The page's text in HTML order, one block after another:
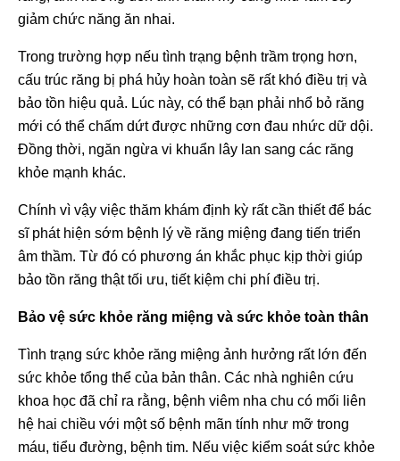
giảm chức năng ăn nhai.
Trong trường hợp nếu tình trạng bệnh trầm trọng hơn,
cấu trúc răng bị phá hủy hoàn toàn sẽ rất khó điều trị và
bảo tồn hiệu quả. Lúc này, có thể bạn phải nhổ bỏ răng
mới có thể chấm dứt được những cơn đau nhức dữ dội.
Đồng thời, ngăn ngừa vi khuẩn lây lan sang các răng
khỏe mạnh khác.
Chính vì vậy việc thăm khám định kỳ rất cần thiết để bác
sĩ phát hiện sớm bệnh lý về răng miệng đang tiến triển
âm thầm. Từ đó có phương án khắc phục kịp thời giúp
bảo tồn răng thật tối ưu, tiết kiệm chi phí điều trị.
Bảo vệ sức khỏe răng miệng và sức khỏe toàn thân
Tình trạng sức khỏe răng miệng ảnh hưởng rất lớn đến
sức khỏe tổng thể của bản thân. Các nhà nghiên cứu
khoa học đã chỉ ra rằng, bệnh viêm nha chu có mối liên
hệ hai chiều với một số bệnh mãn tính như mỡ trong
máu, tiểu đường, bệnh tim. Nếu việc kiểm soát sức khỏe